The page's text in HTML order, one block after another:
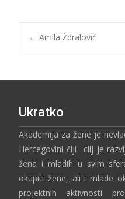
← Amila Ždralović
Ukratko
Akademija za žene je
Hercegovini čiji cilj je
žena i mladih u svim
okupiti žene, ali i mlade
projektnih aktivnosti